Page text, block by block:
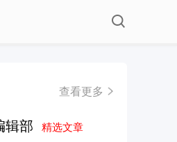
查看更多
辑部精选文章